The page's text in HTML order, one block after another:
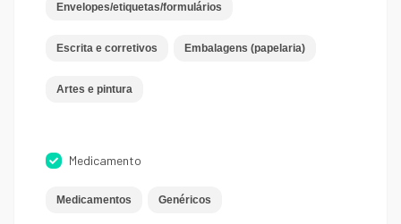
Envelopes/etiquetas/formulários
Escrita e corretivos Embalagens (papelaria)
Artes e pintura
Medicamento
Medicamentos Genéricos